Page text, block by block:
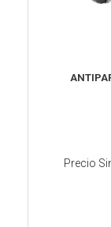
Precio